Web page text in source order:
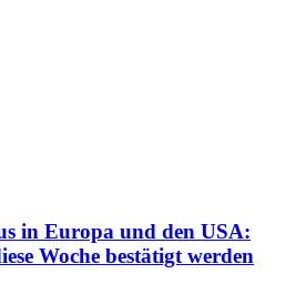
in Europa und den USA:
Woche bestätigt werden